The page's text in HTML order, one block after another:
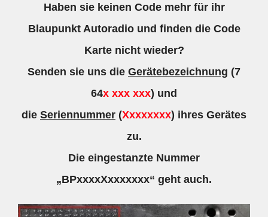
Haben sie keinen Code mehr für ihr
Blaupunkt Autoradio und finden die Code
Karte nicht wieder?
Senden sie uns die Gerätebezeichnung (7
64x xxx xxx) und
die Seriennummer (Xxxxxxxx) ihres Gerätes
zu.
Die eingestanzte Nummer
„BPxxxxXxxxxxxx“ geht auch.